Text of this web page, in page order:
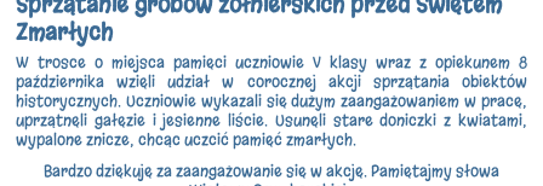
Zmarłych
W trosce o miejsca pamięci uczniowie V klasy wraz z opiekunem 8
października wzięli udział w corocznej akcji sprzątania obiektów
historycznych. Uczniowie wykazali się dużym zaangażowaniem w pracę,
uprzątnęli gałęzie i jesienne liście. Usunęli stare doniczki z kwiatami,
wypalone znicze, chcąc uczcić pamięć zmarłych.
Bardzo dziękuję za zaangażowanie się w akcję. Pamiętajmy słowa